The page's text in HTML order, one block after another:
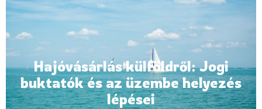
Hajóvásárlás külföldről: Jogi
buktatók és az üzembe helyezés
lépései